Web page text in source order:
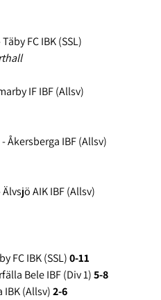
FC IBK (SSL)
IF IBF (Allsv)
Åkersberga IBF (Allsv)
AIK IBF (Allsv)
FC IBK (SSL)0-11
Bele IBF (Div 1)5-8
IBK (Allsv)2-6